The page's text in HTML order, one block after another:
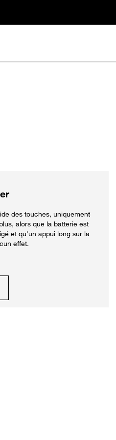
des touches, uniquement
alors que la batterie est
et qu'un appui long sur la
effet.